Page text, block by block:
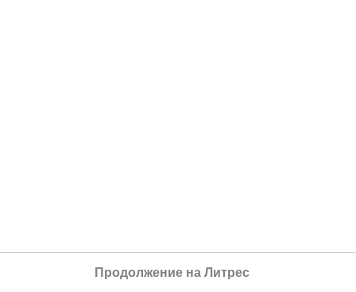
Продолжение на Литрес